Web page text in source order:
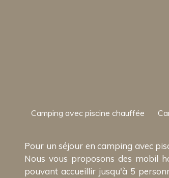
Camping avec piscine chauffée
Pour un séjour en camping avec
Nous vous proposons des mobil
pouvant accueillir jusqu'à 5